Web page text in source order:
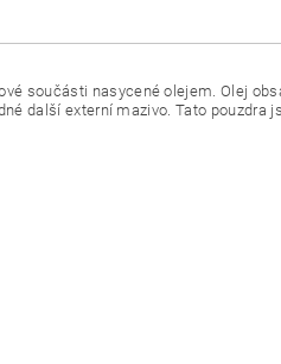
součásti nasycené olejem. Olej
další externí mazivo. Tato pouzdra